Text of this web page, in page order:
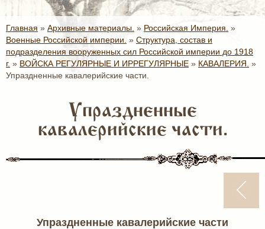
Главная » Архивные материалы. » Российская Империя. »
Военные Российской империи. » Структура, состав и
подразделения вооруженных сил Российской империи до 1918
г. » ВОЙСКА РЕГУЛЯРНЫЕ И ИРРЕГУЛЯРНЫЕ » КАВАЛЕРИЯ. »
Упраздненные кавалерийские части.
Упраздненные
кавалерийские части.
Упраздненные кавалерийские части